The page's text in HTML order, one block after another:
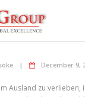
December 9,
Ausland zu